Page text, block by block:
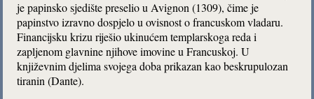
je papinsko sjedište preselio u Avignon (1309), čime je
papinstvo izravno dospjelo u ovisnost o francuskom vladaru.
Financijsku krizu riješio ukinućem templarskoga reda i
zapljenom glavnine njihove imovine u Francuskoj. U
književnim djelima svojega doba prikazan kao beskrupulozan
tiranin (Dante).